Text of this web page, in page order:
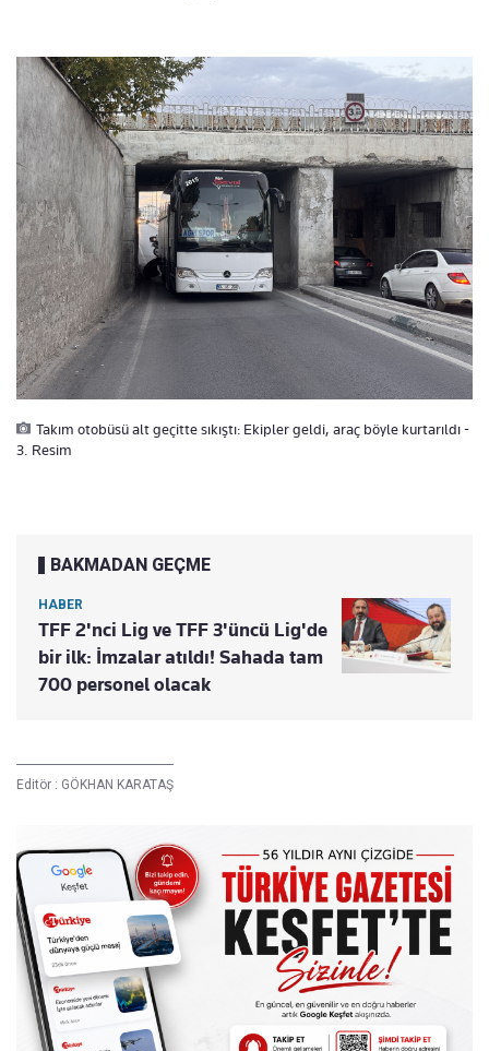
Takım otobüsü alt geçitte sıkıştı: Ekipler geldi, araç böyle kurtarıldı -
3. Resim
BAKMADAN GEÇME
HABER
TFF 2'nci Lig ve TFF 3'üncü Lig'de
bir ilk: İmzalar atıldı! Sahada tam
700 personel olacak
Editör : GÖKHAN KARATAŞ